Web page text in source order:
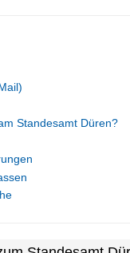
Standesamt Düren?